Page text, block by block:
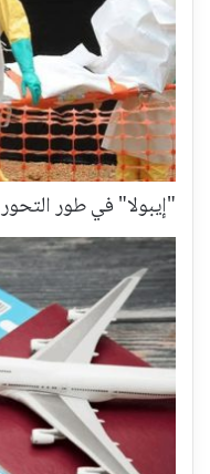
"إيبولا" في طور التحور